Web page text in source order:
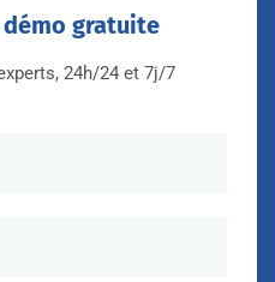
démo gratuite
24h/24 et 7j/7